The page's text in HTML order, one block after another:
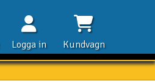
Kundvagn
Logga in